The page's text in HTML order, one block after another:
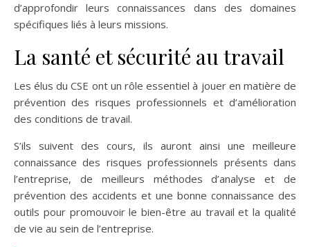
d’approfondir leurs connaissances dans des domaines
spécifiques liés à leurs missions.
La santé et sécurité au travail
Les élus du CSE ont un rôle essentiel à jouer en matière de
prévention des risques professionnels et d’amélioration
des conditions de travail.
S’ils suivent des cours, ils auront ainsi une meilleure
connaissance des risques professionnels présents dans
l’entreprise, de meilleurs méthodes d’analyse et de
prévention des accidents et une bonne connaissance des
outils pour promouvoir le bien-être au travail et la qualité
de vie au sein de l’entreprise.